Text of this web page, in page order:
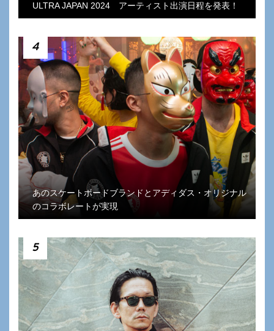
ULTRA JAPAN 2024 アーティスト出演日程を発表！
4
あのスケートボードブランドとアディダス・オリジナル
のコラボレートが実現
5